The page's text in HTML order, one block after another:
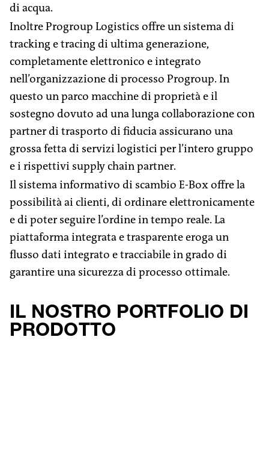
di acqua.
Inoltre Progroup Logistics offre un sistema di
tracking e tracing di ultima generazione,
completamente elettronico e integrato
nell’organizzazione di processo Progroup. In
questo un parco macchine di proprietà e il
sostegno dovuto ad una lunga collaborazione con
partner di trasporto di fiducia assicurano una
grossa fetta di servizi logistici per l’intero gruppo
e i rispettivi supply chain partner.
Il sistema informativo di scambio E-Box offre la
possibilità ai clienti, di ordinare elettronicamente
e di poter seguire l’ordine in tempo reale. La
piattaforma integrata e trasparente eroga un
flusso dati integrato e tracciabile in grado di
garantire una sicurezza di processo ottimale.
IL NOSTRO PORTFOLIO DI
PRODOTTO